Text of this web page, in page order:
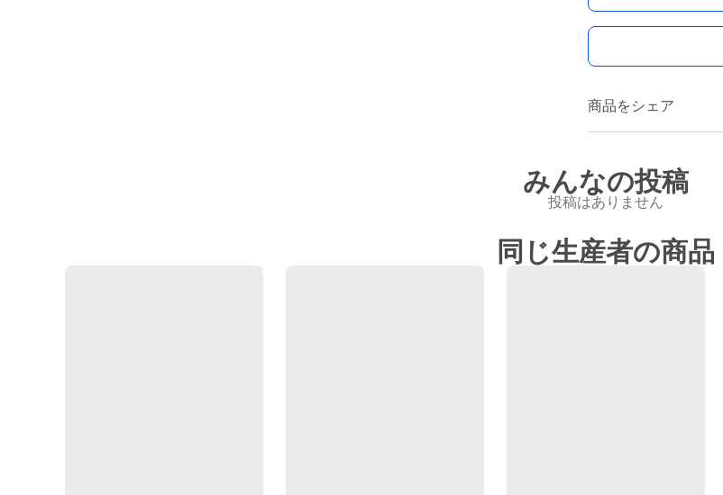
商品をシェア
みんなの投稿
投稿はありません
同じ生産者の商品